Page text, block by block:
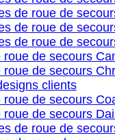
de roue de
de roue de
de roue de
roue de secours
roue de secours
clients
roue de secours
roue de secours
de roue de